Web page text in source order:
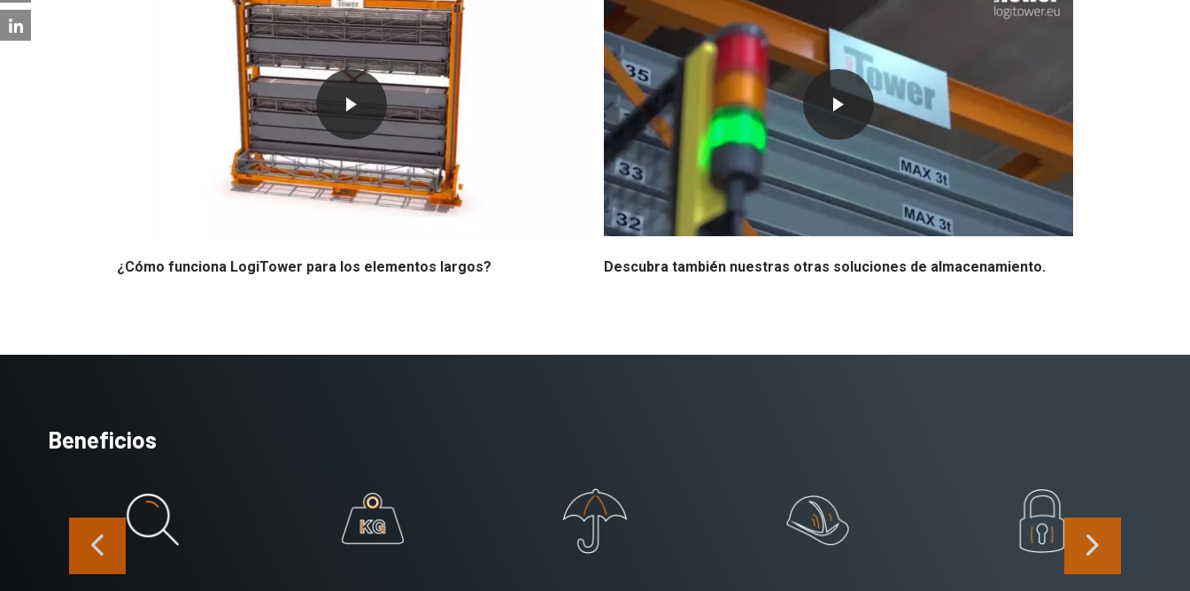
¿Cómo funciona LogiTower para los elementos largos? Descubra también nuestras otras soluciones de almacenamiento.
Beneficios